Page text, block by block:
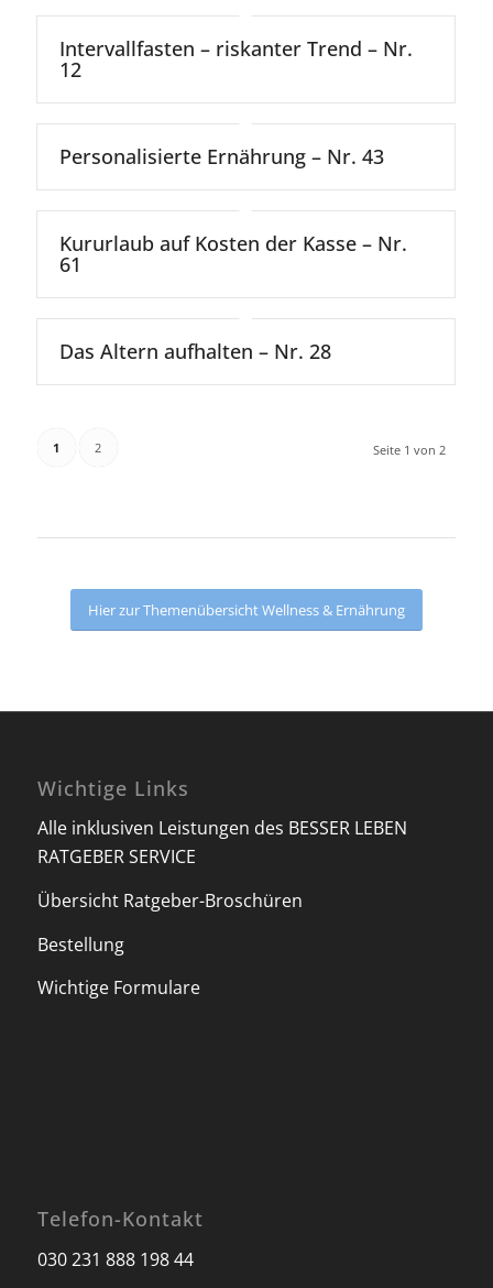
Intervallfasten – riskanter Trend – Nr.
12
Personalisierte Ernährung – Nr. 43
Kururlaub auf Kosten der Kasse – Nr.
61
Das Altern aufhalten – Nr. 28
Seite 1 von 2
1 2
Hier zur Themenübersicht Wellness & Ernährung
Wichtige Links
Alle inklusiven Leistungen des BESSER LEBEN
RATGEBER SERVICE
Übersicht Ratgeber-Broschüren
Bestellung
Wichtige Formulare
Telefon-Kontakt
030 231 888 198 44